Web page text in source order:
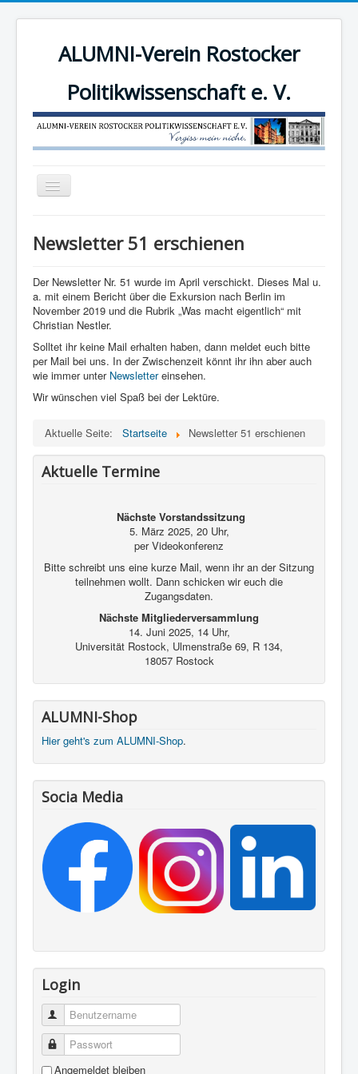
ALUMNI-Verein Rostocker
Politikwissenschaft e. V.
Navigation
Der Verein
Angebote
Mitgliederbereich
Mitglied werden!
Kontakt und Impressum
Newsletter 51 erschienen
Der Newsletter Nr. 51 wurde im April verschickt. Dieses Mal u.
a. mit einem Bericht über die Exkursion nach Berlin im
November 2019 und die Rubrik „Was macht eigentlich“ mit
Christian Nestler.
Solltet ihr keine Mail erhalten haben, dann meldet euch bitte
per Mail bei uns. In der Zwischenzeit könnt ihr ihn aber auch
wie immer unter Newslettereinsehen.
Wir wünschen viel Spaß bei der Lektüre.
Aktuelle Seite: Startseite Newsletter 51 erschienen
Aktuelle Termine
Nächste Vorstandssitzung
5. März 2025, 20 Uhr,
per Videokonferenz
Bitte schreibt uns eine kurze Mail, wenn ihr an der Sitzung
teilnehmen wollt. Dann schicken wir euch die
Zugangsdaten.
Nächste Mitgliederversammlung
14. Juni 2025, 14 Uhr,
Universität Rostock, Ulmenstraße 69, R 134,
18057 Rostock
ALUMNI-Shop
Hier geht's zum ALUMNI-Shop.
Socia Media
Login
Benutzername
Passwort
Angemeldet bleiben